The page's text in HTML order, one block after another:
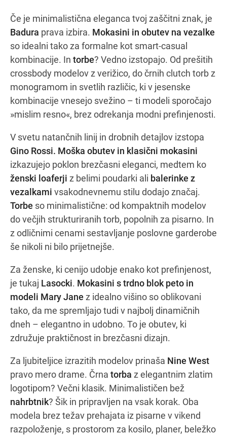
Če je minimalistična eleganca tvoj zaščitni znak, je
Badura prava izbira. Mokasini in obutev na vezalke
so idealni tako za formalne kot smart-casual
kombinacije. In torbe? Vedno izstopajo. Od prešitih
crossbody modelov z verižico, do črnih clutch torb z
monogramom in svetlih različic, ki v jesenske
kombinacije vnesejo svežino – ti modeli sporočajo
»mislim resno«, brez odrekanja modni prefinjenosti.
V svetu natančnih linij in drobnih detajlov izstopa
Gino Rossi. Moška obutev in klasični mokasini
izkazujejo poklon brezčasni eleganci, medtem ko
ženski loaferji z belimi poudarki ali balerinke z
vezalkami vsakodnevnemu stilu dodajo značaj.
Torbe so minimalistične: od kompaktnih modelov
do večjih strukturiranih torb, popolnih za pisarno. In
z odličnimi cenami sestavljanje poslovne garderobe
še nikoli ni bilo prijetnejše.
Za ženske, ki cenijo udobje enako kot prefinjenost,
je tukaj Lasocki. Mokasini s trdno blok peto in
modeli Mary Jane z idealno višino so oblikovani
tako, da me spremljajo tudi v najbolj dinamičnih
dneh – elegantno in udobno. To je obutev, ki
združuje praktičnost in brezčasni dizajn.
Za ljubiteljice izrazitih modelov prinaša Nine West
pravo mero drame. Črna torba z elegantnim zlatim
logotipom? Večni klasik. Minimalističen bež
nahrbtnik? Šik in pripravljen na vsak korak. Oba
modela brez težav prehajata iz pisarne v vikend
razpoloženje, s prostorom za kosilo, planer, beležko